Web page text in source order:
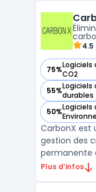
4.5
75%CO2
— voir
55%durables
— voir
50%
— voir
CarbonX est
gestion des
permanente
entreprises
Plus d’infos